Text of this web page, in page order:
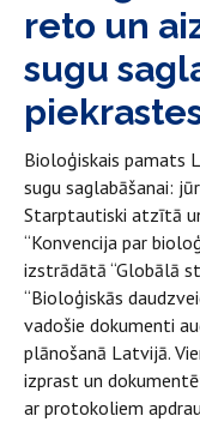
reto un
sugu
Bioloģiskais pamats
sugu saglabāšanai:
Starptautiski atzītā
“Konvencija par
izstrādātā “Globālā
“Bioloģiskās
vadošie dokumenti
plānošanā Latvijā.
izprast un
ar protokoliem